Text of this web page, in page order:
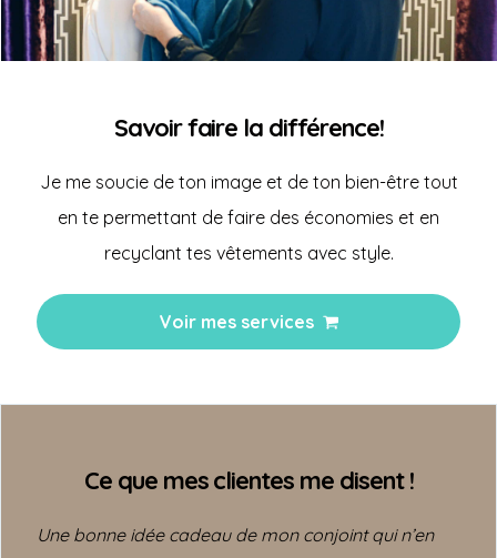
Savoir faire la différence!
Je me soucie de ton image et de ton bien-être tout
en te permettant de faire des économies et en
recyclant tes vêtements avec style.
Voir mes services
Ce que mes clientes me disent !
Une bonne idée cadeau de mon conjoint qui n’en